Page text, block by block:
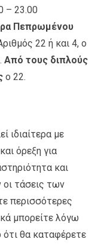
– 23.00
Πεπρωμένου
22 ή και 4, ο
Από τους διπλούς
ο 22.
ιδιαίτερα με
όρεξη για
και
οι τάσεις των
περισσότερες
μπορείτε λόγω
ότι θα καταφέρετε